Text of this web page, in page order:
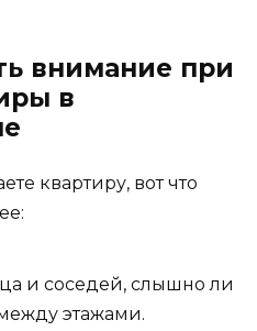
внимание при
в
квартиру, вот что
и соседей, слышно ли
этажами.